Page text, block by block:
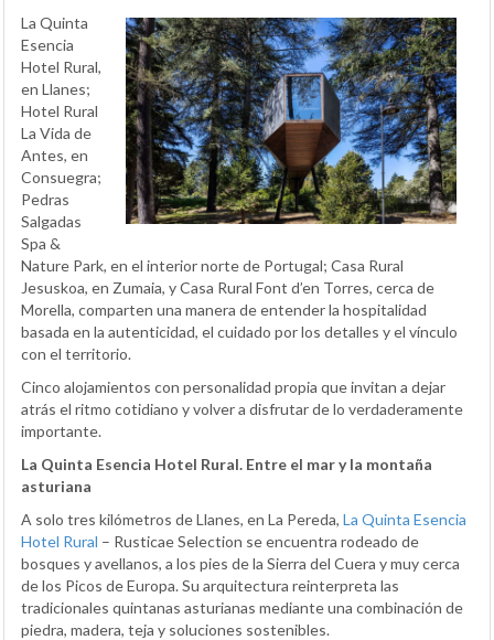
La Quinta
Esencia
Hotel Rural,
en Llanes;
Hotel Rural
La Vida de
Antes, en
Consuegra;
Pedras
Salgadas
Spa &
Nature Park, en el interior norte de Portugal; Casa Rural
Jesuskoa, en Zumaia, y Casa Rural Font d’en Torres, cerca de
Morella, comparten una manera de entender la hospitalidad
basada en la autenticidad, el cuidado por los detalles y el vínculo
con el territorio.
Cinco alojamientos con personalidad propia que invitan a dejar
atrás el ritmo cotidiano y volver a disfrutar de lo verdaderamente
importante.
La Quinta Esencia Hotel Rural. Entre el mar y la montaña
asturiana
A solo tres kilómetros de Llanes, en La Pereda, La Quinta Esencia
Hotel Rural – Rusticae Selection se encuentra rodeado de
bosques y avellanos, a los pies de la Sierra del Cuera y muy cerca
de los Picos de Europa. Su arquitectura reinterpreta las
tradicionales quintanas asturianas mediante una combinación de
piedra, madera, teja y soluciones sostenibles.